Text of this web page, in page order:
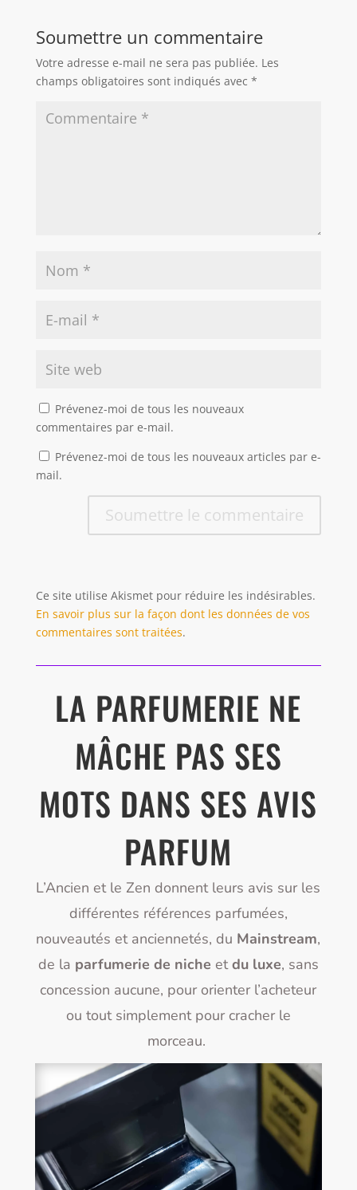
Soumettre un commentaire
Votre adresse e-mail ne sera pas publiée. Les
champs obligatoires sont indiqués avec *
Prévenez-moi de tous les nouveaux
commentaires par e-mail.
Prévenez-moi de tous les nouveaux articles par e-
mail.
Soumettre le commentaire
Ce site utilise Akismet pour réduire les indésirables.
En savoir plus sur la façon dont les données de vos
commentaires sont traitées.
LA PARFUMERIE NE
MÂCHE PAS SES
MOTS DANS SES AVIS
PARFUM
L’Ancien et le Zen donnent leurs avis sur les
différentes références parfumées,
nouveautés et anciennetés, du Mainstream,
de la parfumerie de niche etdu luxe, sans
concession aucune, pour orienter l’acheteur
ou tout simplement pour cracher le
morceau.